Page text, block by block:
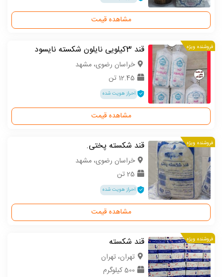
مشاهده قیمت
فروشنده ویژه قند 3کیلویی نایلون شکسته نایسود
خراسان رضوی، مشهد
12.45 تن
احراز هویت شده
مشاهده قیمت
فروشنده ویژه قند شکسته پختی.‌
خراسان رضوی، مشهد
25 تن
احراز هویت شده
مشاهده قیمت
فروشنده ویژه قند شکسته
تهران، تهران
500 کیلوگرم